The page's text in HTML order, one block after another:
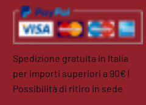
Spedizione gratuita in Italia
per importi superiori a 90€ |
Possibilità di ritiro in sede